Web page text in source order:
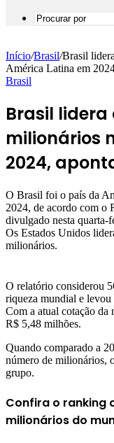
Início/Brasil/Brasil
América Latina em
Brasil
Brasil lidera
milionários
2024,
O Brasil foi o país da
2024, de acordo com o
divulgado nesta
Os Estados Unidos
milionários.
O relatório considerou
riqueza mundial e
Com a atual cotação da
R$ 5,48 milhões.
Quando comparado a
número de milionários,
grupo.
Confira o ranking
milionários do